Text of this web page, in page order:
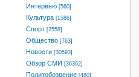
Интервью [560]
Культура [1586]
Спорт [2558]
Общество [763]
Новости [30593]
Обзор СМИ [36362]
Политобозрение [480]